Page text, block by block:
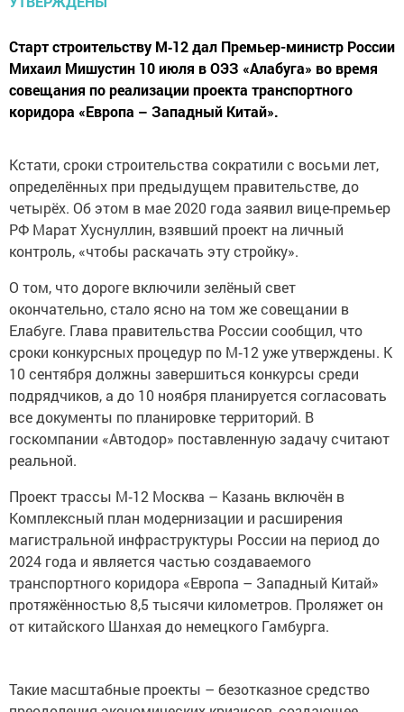
Михаил Мишустин 10 июля в ОЭЗ «Алабуга» во время
совещания по реализации проекта транспортного
коридора «Европа – Западный Китай».
определённых при предыдущем правительстве, до
четырёх. Об этом в мае 2020 года заявил вице-премьер
РФ Марат Хуснуллин, взявший проект на личный
контроль, «чтобы раскачать эту стройку».
окончательно, стало ясно на том же совещании в
Елабуге. Глава правительства России сообщил, что
сроки конкурсных процедур по М‑12 уже утверждены. К
10 сентября должны завершиться конкурсы среди
подрядчиков, а до 10 ноября планируется согласовать
все документы по планировке территорий. В
госкомпании «Автодор» поставленную задачу считают
реальной.
Комплексный план модернизации и расширения
магистральной инфраструктуры России на пери­од до
2024 года и является частью создаваемого
транспортного коридора «Европа – Западный Китай»
протяжённостью 8,5 тысячи километров. Проляжет он
от китайского Шанхая до немецкого Гамбурга.
преодоления экономических кризисов, созда­ющее